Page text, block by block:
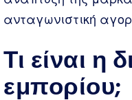
ανταγωνιστική
Τι είναι η
εμπορίου;